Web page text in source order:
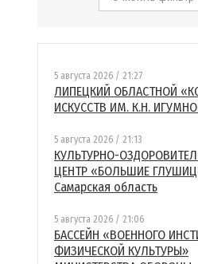
5 августа 2026 / 21:27
ЛИПЕЦКИЙ ОБЛАСТНОЙ
ИСКУССТВ ИМ. К.Н.
5 августа 2026 / 21:13
КУЛЬТУРНО-
ЦЕНТР «БОЛЬШИЕ
Самарская область
5 августа 2026 / 21:06
БАССЕЙН «ВОЕННОГО
ФИЗИЧЕСКОЙ КУЛЬТУРЫ»